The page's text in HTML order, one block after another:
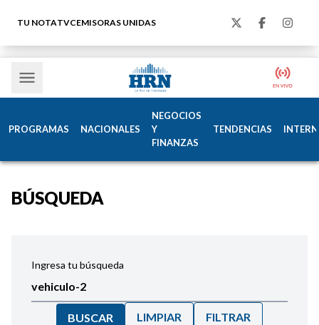
TU NOTATVCEMISORAS UNIDAS
PROGRAMAS NACIONALES
NEGOCIOS
Y
FINANZAS
TENDENCIAS
BÚSQUEDA
Ingresa tu búsqueda
BUSCAR LIMPIAR FILTRAR